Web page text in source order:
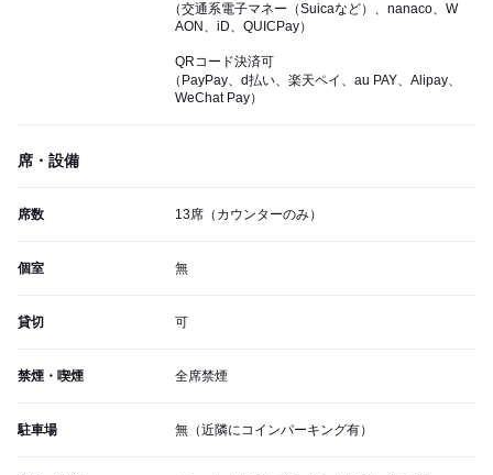
（交通系電子マネー（Suicaなど）、nanaco、W
AON、iD、QUICPay）
QRコード決済可
（PayPay、d払い、楽天ペイ、au PAY、Alipay、
WeChat Pay）
席・設備
席数 13席（カウンターのみ）
個室 無
貸切 可
禁煙・喫煙 全席禁煙
駐車場 無（近隣にコインパーキング有）